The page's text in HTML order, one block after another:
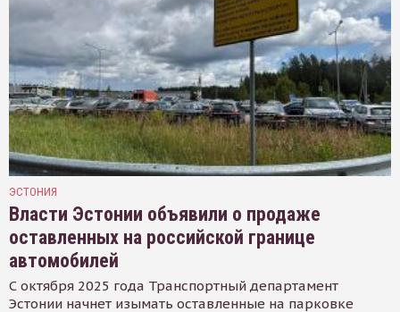
ЭСТОНИЯ
Власти Эстонии объявили о продаже
оставленных на российской границе
автомобилей
С октября 2025 года Транспортный департамент
Эстонии начнет изымать оставленные на парковке